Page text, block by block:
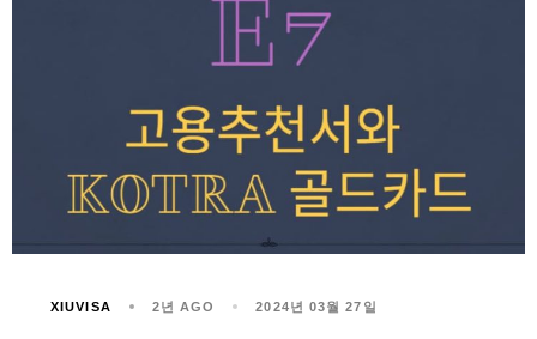
XIUVISA 2년 AGO 2024년 03월 27일